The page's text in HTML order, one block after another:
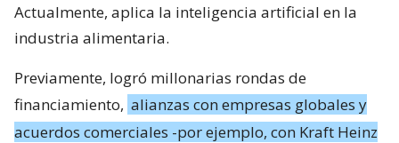
Actualmente, aplica la inteligencia artificial en la
industria alimentaria.
Previamente, logró millonarias rondas de
financiamiento, alianzas con empresas globales y
acuerdos comerciales -por ejemplo, con Kraft Heinz